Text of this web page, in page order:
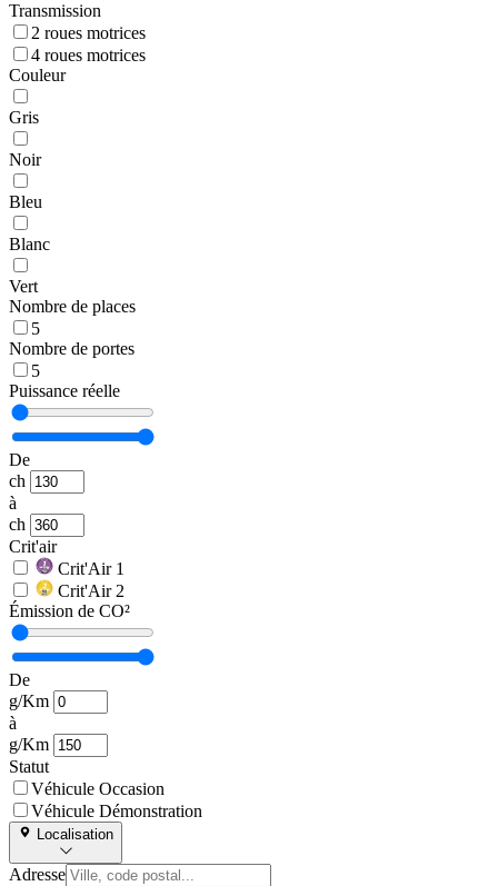
Transmission
2 roues motrices
4 roues motrices
Couleur
Gris
Noir
Bleu
Blanc
Vert
Nombre de places
5
Nombre de portes
5
Puissance réelle
De
ch
à
ch
Crit'air
Crit'Air 1
Crit'Air 2
Émission de CO²
De
g/Km
à
g/Km
Statut
Véhicule Occasion
Véhicule Démonstration
Localisation
Adresse